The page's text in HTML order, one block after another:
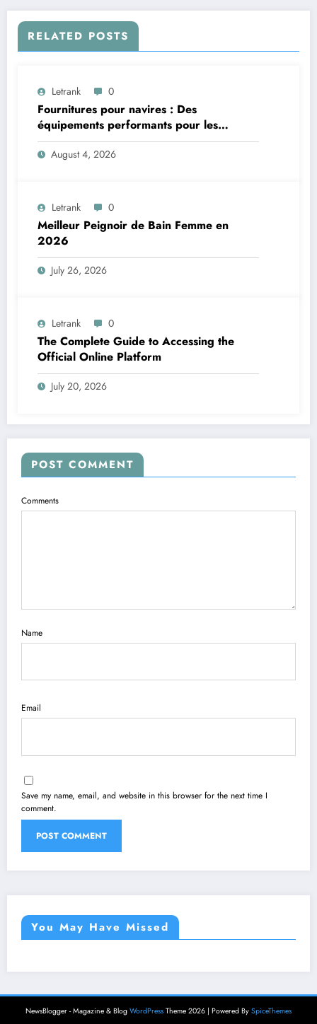
RELATED POSTS
Letrank 0
Fournitures pour navires : Des
équipements performants pour les
applications maritimes
August 4, 2026
Letrank 0
Meilleur Peignoir de Bain Femme en
2026
July 26, 2026
Letrank 0
The Complete Guide to Accessing the
Official Online Platform
July 20, 2026
POST COMMENT
Comments
Name
Email
Save my name, email, and website in this browser for the next time I
comment.
You May Have Missed
NewsBlogger - Magazine & Blog WordPress Theme 2026 | Powered By SpiceThemes